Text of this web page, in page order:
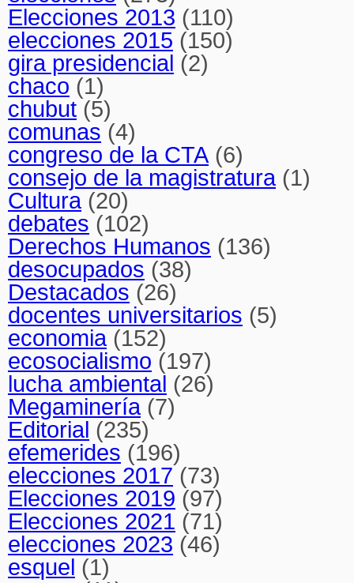
Elecciones 2013 (110)
elecciones 2015 (150)
gira presidencial (2)
chaco (1)
chubut (5)
comunas (4)
congreso de la CTA (6)
consejo de la magistratura(1)
Cultura(20)
debates (102)
Derechos Humanos (136)
desocupados (38)
Destacados (26)
docentes universitarios (5)
economia(152)
ecosocialismo (197)
lucha ambiental (26)
Megaminería(7)
Editorial (235)
efemerides (196)
elecciones 2017 (73)
Elecciones 2019 (97)
Elecciones 2021 (71)
elecciones 2023 (46)
esquel (1)